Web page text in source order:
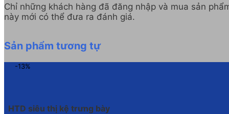
Chỉ những khách hàng đã đăng nhập và mua sản
này mới có thể đưa ra đánh giá.
Sản phẩm tương tự
-13%
HTD siêu thị kệ trưng bày